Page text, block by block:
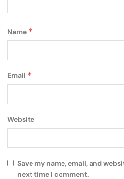
Name *
Email *
Website
Save my name, email, and
next time I comment.